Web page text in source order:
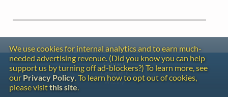
We use cookies for internal analytics and to earn much-
needed advertising revenue. (Did you know you can help
support us by turning off ad-blockers?) To learn more, see
our Privacy Policy. To learn how to opt out of cookies,
please visitthis site.
Contact
Copyright
Privacy